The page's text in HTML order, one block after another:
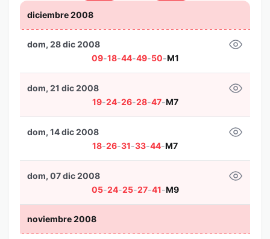
diciembre 2008
09-18-44-49-50-M1
dom, 28 dic 2008
19-24-26-28-47-M7
dom, 21 dic 2008
18-26-31-33-44-M7
dom, 14 dic 2008
05-24-25-27-41-M9
dom, 07 dic 2008
noviembre 2008